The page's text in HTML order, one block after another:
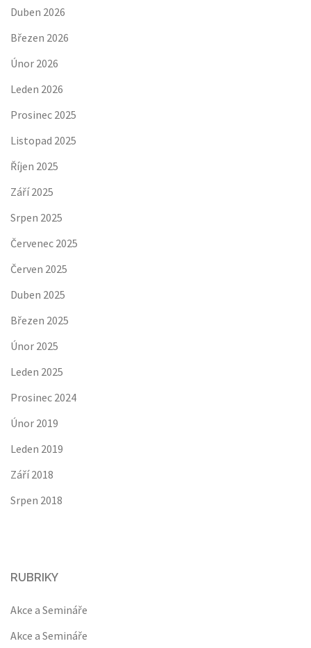
Duben 2026
Březen 2026
Únor 2026
Leden 2026
Prosinec 2025
Listopad 2025
Říjen 2025
Září 2025
Srpen 2025
Červenec 2025
Červen 2025
Duben 2025
Březen 2025
Únor 2025
Leden 2025
Prosinec 2024
Únor 2019
Leden 2019
Září 2018
Srpen 2018
RUBRIKY
Akce a Semináře
Akce a Semináře